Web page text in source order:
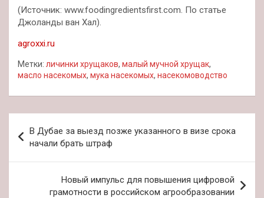
(Источник: www.foodingredientsfirst.com. По статье
Джоланды ван Хал).
agroxxi.ru
Метки: личинки хрущаков, малый мучной хрущак,
масло насекомых, мука насекомых, насекомоводство
по
записям
В Дубае за выезд позже указанного в визе срока
начали брать штраф
Новый импульс для повышения цифровой
грамотности в российском агрообразовании